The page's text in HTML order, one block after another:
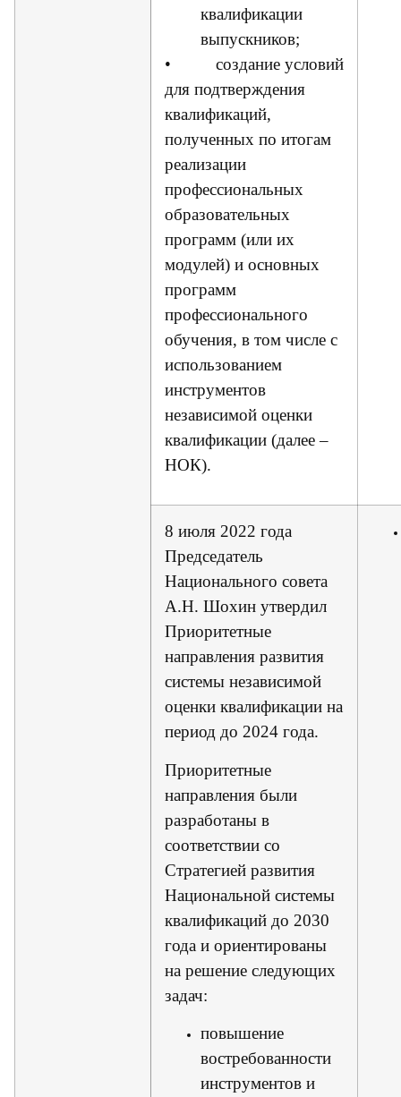
квалификации
выпускников;
• создание условий
для подтверждения
квалификаций,
полученных по итогам
реализации
профессиональных
образовательных
программ (или их
модулей) и основных
программ
профессионального
обучения, в том числе с
использованием
инструментов
независимой оценки
квалификации (далее –
НОК).
8 июля 2022 года
Председатель
Национального совета
А.Н. Шохин утвердил
Приоритетные
направления развития
системы независимой
оценки квалификации на
период до 2024 года.
Приоритетные
направления были
разработаны в
соответствии со
Стратегией развития
Национальной системы
квалификаций до 2030
года и ориентированы
на решение следующих
задач:
повышение
востребованности
инструментов и